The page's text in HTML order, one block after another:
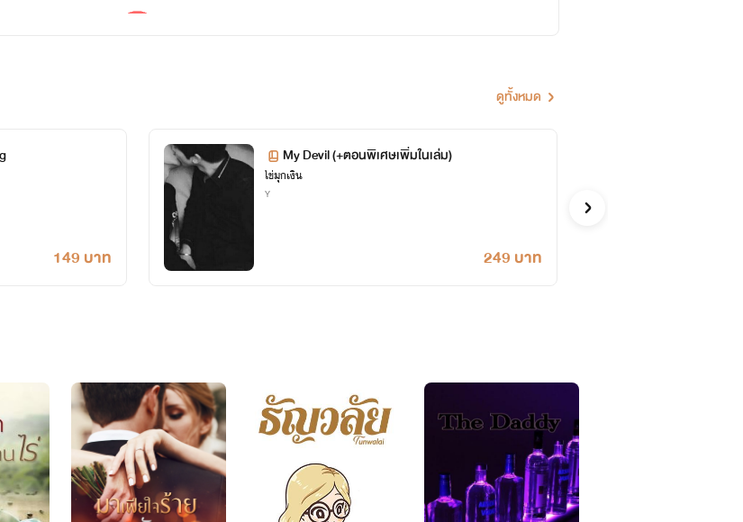
กสวยมากเราไม่ค่อยชอบดราม่า
มากเราจะขายอีบุ๊กใน
วันละตอนหรือมากกว่านั้นเเล้วเเต่จะว่าง~
เสดงว่ามีงานยุ่งนะจ้ะเข้าใจกันนิดนุง
ค์คอมเม้นท์กันเยอะๆเป็นกำลังใจให้เค้าด้วยน้า
ดูทั้งหมด
149 บาท
My Devil (+ตอนพิเศษเพิ่มในเล่ม)
ไข่มุกเงิน
Y
249 บาท